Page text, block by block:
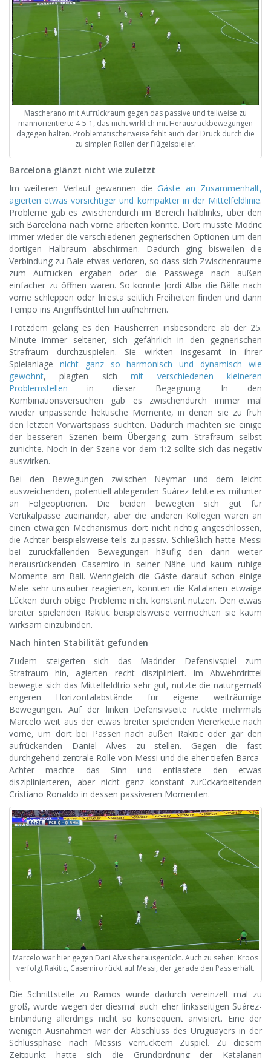
Mascherano mit Aufrückraum gegen das passive und teilweise zu
mannorientierte 4-5-1, das nicht wirklich mit Herausrückbewegungen
dagegen halten. Problematischerweise fehlt auch der Druck durch die
zu simplen Rollen der Flügelspieler.
Barcelona glänzt nicht wie zuletzt
Im weiteren Verlauf gewannen dieGäste an Zusammenhalt,
agierten etwas vorsichtiger und kompakter in der Mittelfeldlinie.
Probleme gab es zwischendurch im Bereich halblinks, über den
sich Barcelona nach vorne arbeiten konnte. Dort musste Modric
immer wieder die verschiedenen gegnerischen Optionen um den
dortigen Halbraum abschirmen. Dadurch ging bisweilen die
Verbindung zu Bale etwas verloren, so dass sich Zwischenräume
zum Aufrücken ergaben oder die Passwege nach außen
einfacher zu öffnen waren. So konnte Jordi Alba die Bälle nach
vorne schleppen oder Iniesta seitlich Freiheiten finden und dann
Tempo ins Angriffsdrittel hin aufnehmen.
Trotzdem gelang es den Hausherren insbesondere ab der 25.
Minute immer seltener, sich gefährlich in den gegnerischen
Strafraum durchzuspielen. Sie wirkten insgesamt in ihrer
Spielanlage nicht ganz so harmonisch und dynamisch wie
gewohnt, plagten sichmit verschiedenen kleineren
Problemstellen in dieser Begegnung: In den
Kombinationsversuchen gab es zwischendurch immer mal
wieder unpassende hektische Momente, in denen sie zu früh
den letzten Vorwärtspass suchten. Dadurch machten sie einige
der besseren Szenen beim Übergang zum Strafraum selbst
zunichte. Noch in der Szene vor dem 1:2 sollte sich das negativ
auswirken.
Bei den Bewegungen zwischen Neymar und dem leicht
ausweichenden, potentiell ablegenden Suárez fehlte es mitunter
an Folgeoptionen. Die beiden bewegten sich gut für
Vertikalpässe zueinander, aber die anderen Kollegen waren an
einen etwaigen Mechanismus dort nicht richtig angeschlossen,
die Achter beispielsweise teils zu passiv. Schließlich hatte Messi
bei zurückfallenden Bewegungen häufig den dann weiter
herausrückenden Casemiro in seiner Nähe und kaum ruhige
Momente am Ball. Wenngleich die Gäste darauf schon einige
Male sehr unsauber reagierten, konnten die Katalanen etwaige
Lücken durch obige Probleme nicht konstant nutzen. Den etwas
breiter spielenden Rakitic beispielsweise vermochten sie kaum
wirksam einzubinden.
Nach hinten Stabilität gefunden
Zudem steigerten sich das Madrider Defensivspiel zum
Strafraum hin, agierten recht diszipliniert. Im Abwehrdrittel
bewegte sich das Mittelfeldtrio sehr gut, nutzte die naturgemäß
engeren Horizontalabstände für eigene weiträumige
Bewegungen. Auf der linken Defensivseite rückte mehrmals
Marcelo weit aus der etwas breiter spielenden Viererkette nach
vorne, um dort bei Pässen nach außen Rakitic oder gar den
aufrückenden Daniel Alves zu stellen. Gegen die fast
durchgehend zentrale Rolle von Messi und die eher tiefen Barca-
Achter machte das Sinn und entlastete den etwas
disziplinierteren, aber nicht ganz konstant zurückarbeitenden
Cristiano Ronaldo in dessen passiveren Momenten.
Marcelo war hier gegen Dani Alves herausgerückt. Auch zu sehen: Kroos
verfolgt Rakitic, Casemiro rückt auf Messi, der gerade den Pass erhält.
Die Schnittstelle zu Ramos wurde dadurch vereinzelt mal zu
groß, wurde wegen der diesmal auch eher linksseitigen Suárez-
Einbindung allerdings nicht so konsequent anvisiert. Eine der
wenigen Ausnahmen war der Abschluss des Uruguayers in der
Schlussphase nach Messis verrücktem Zuspiel. Zu diesem
Zeitpunkt hatte sich die Grundordnung der Katalanen